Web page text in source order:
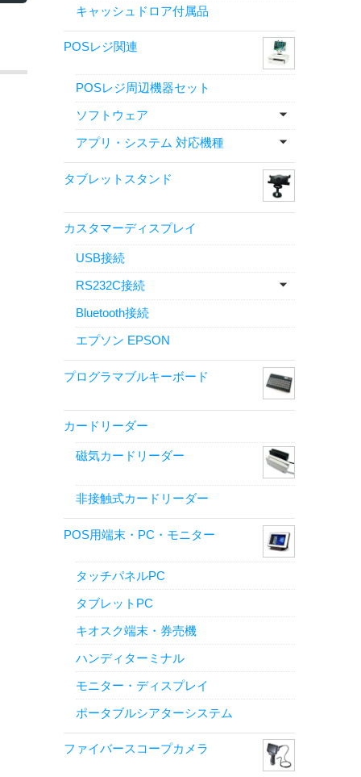
キャッシュドロア付属品
POSレジ関連
POSレジ周辺機器セット
ソフトウェア
アプリ・システム 対応機種
タブレットスタンド
カスタマーディスプレイ
USB接続
RS232C接続
Bluetooth接続
エプソン EPSON
プログラマブルキーボード
カードリーダー
磁気カードリーダー
非接触式カードリーダー
POS用端末・PC・モニター
タッチパネルPC
タブレットPC
キオスク端末・券売機
ハンディターミナル
モニター・ディスプレイ
ポータブルシアターシステム
ファイバースコープカメラ